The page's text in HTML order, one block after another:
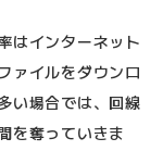
はインターネット
ァイルをダウンロ
い場合では、回線
を奪っていきま